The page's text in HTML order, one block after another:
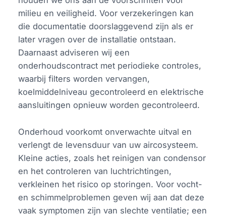
milieu en veiligheid. Voor verzekeringen kan
die documentatie doorslaggevend zijn als er
later vragen over de installatie ontstaan.
Daarnaast adviseren wij een
onderhoudscontract met periodieke controles,
waarbij filters worden vervangen,
koelmiddelniveau gecontroleerd en elektrische
aansluitingen opnieuw worden gecontroleerd.
Onderhoud voorkomt onverwachte uitval en
verlengt de levensduur van uw aircosysteem.
Kleine acties, zoals het reinigen van condensor
en het controleren van luchtrichtingen,
verkleinen het risico op storingen. Voor vocht-
en schimmelproblemen geven wij aan dat deze
vaak symptomen zijn van slechte ventilatie; een